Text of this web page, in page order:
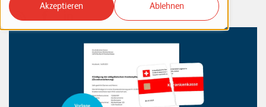
Akzeptieren Ablehnen
P
o
r
f
o